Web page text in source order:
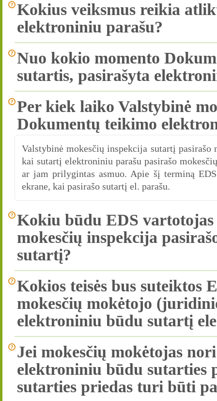
Kokius veiksmus reikia
elektroniniu parašu?
Nuo kokio momento
sutartis, pasirašyta
Per kiek laiko Valstybinė
Dokumentų teikimo
Valstybinė mokesčių inspekcija sutartį pasirašo
kai sutartį elektroniniu parašu pasirašo
ar jam prilygintas asmuo. Apie šį terminą
ekrane, kai pasirašo sutartį el. parašu.
Kokiu būdu EDS
mokesčių inspekcija
sutartį?
Kokios teisės bus suteiktos
mokesčių mokėtojo
elektroniniu būdu sutartį
Jei mokesčių mokėtojas
elektroniniu būdu sutarties
sutarties priedas turi būti